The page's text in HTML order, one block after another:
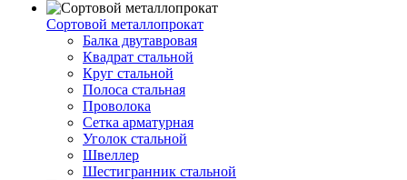
Сортовой металлопрокат
Балка двутавровая
Квадрат стальной
Круг стальной
Полоса стальная
Проволока
Сетка арматурная
Уголок стальной
Швеллер
Шестигранник стальной